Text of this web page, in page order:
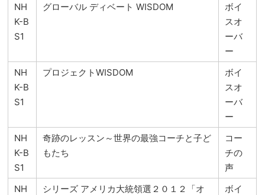
NH
K-B
S1
グローバル ディベート WISDOM
ボイ
スオ
ーバ
ー
NH
K-B
S1
プロジェクトWISDOM
ボイ
スオ
ーバ
ー
NH
K-B
S1
奇跡のレッスン～世界の最強コーチと子ど
もたち
コー
チの
声
NH
シリーズ アメリカ大統領選２０１２「オ
ボイ